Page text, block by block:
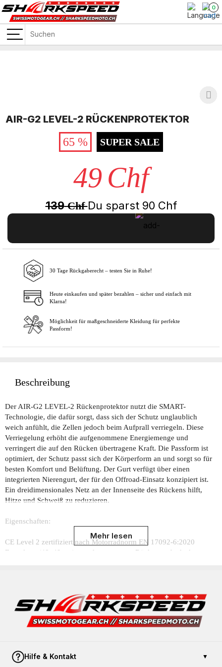
0
AIR-G2 LEVEL-2 RÜCKENPROTEKTOR
65 % SUPER SALE
49 Chf
139ChfDu sparst 90 Chf
In den Warenkorb
30 Tage Rückgaberecht – testen Sie in Ruhe!
Heute einkaufen und später bezahlen – sicher und einfach mit
Klarna!
Möglichkeit für maßgeschneiderte Kleidung für perfekte
Passform!
Beschreibung
Der AIR-G2 LEVEL-2 Rückenprotektor nutzt die SMART-
Technologie, die dafür sorgt, dass sich der Schutz unglaublich
weich anfühlt, die Zellen jedoch beim Aufprall verriegeln. Diese
Verriegelung erhöht die aufgenommene Energiemenge und
verringert die auf den Rücken übertragene Kraft. Die Passform ist
optimiert, der Schutz passt sich der Körperform an und sorgt so für
besten Komfort und Belüftung. Der Gurt verfügt über einen
integrierten Nierengurt, der für den Offroad-Einsatz konzipiert ist.
Ein dreidimensionales Netz an der Innenseite des Rückens hilft,
Hitze und Schweiß zu reduzieren.
Eigenschaften:
CE Level 2 zertifiziert nach Motorradnorm EN 17092-6:2020
Extra lang (48–49 cm), um den gesamten Rücken zu bedecken
hergestelltem Abstandsgewebe für optimale Luftzirkulation und
Komfort
Vollständig belüftete Konstruktion mit Hicom-Mesh, 3D-Mesh und
Neopren
Schnalle am Brustgurt
Mehr lesen
Hilfe & Kontakt ▼